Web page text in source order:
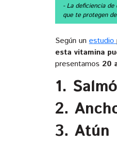
- La deficiencia de
que te protegen
Según un estudio
esta vitamina
presentamos 20
1.
2.
3. Atún